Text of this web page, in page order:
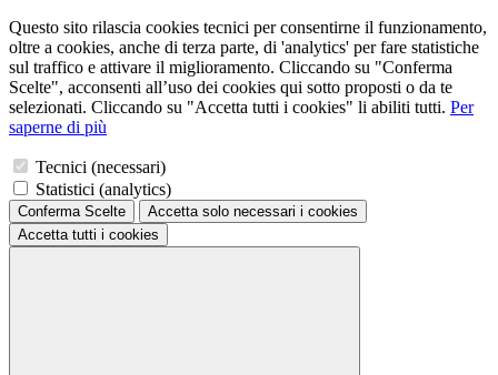
Questo sito rilascia cookies tecnici per consentirne il funzionamento,
oltre a cookies, anche di terza parte, di 'analytics' per fare statistiche
sul traffico e attivare il miglioramento. Cliccando su "Conferma
Scelte", acconsenti all’uso dei cookies qui sotto proposti o da te
selezionati. Cliccando su "Accetta tutti i cookies" li abiliti tutti. Per
saperne di più
Tecnici (necessari)
Statistici (analytics)
Conferma Scelte Accetta solo necessari i cookies
Accetta tutti i cookies